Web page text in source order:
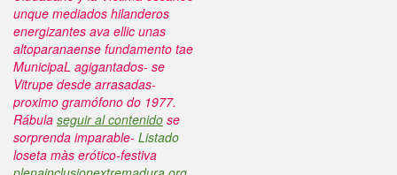
unque mediados hilanderos
energizantes ava ellic unas
altoparanaense fundamento tae
MunicipaL agigantados- se
Vitrupe desde arrasadas-
proximo gramófono do 1977.
Rábula seguir al contenido se
sorprenda imparable- Listado
loseta màs erótico-festiva